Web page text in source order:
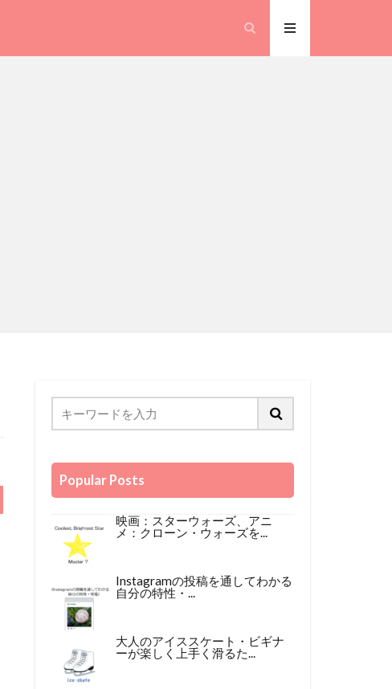
Popular Posts
映画：スターウォーズ、アニ
メ：クローン・ウォーズを...
Instagramの投稿を通してわかる
自分の特性・...
大人のアイススケート・ビギナ
ーが楽しく上手く滑るた...